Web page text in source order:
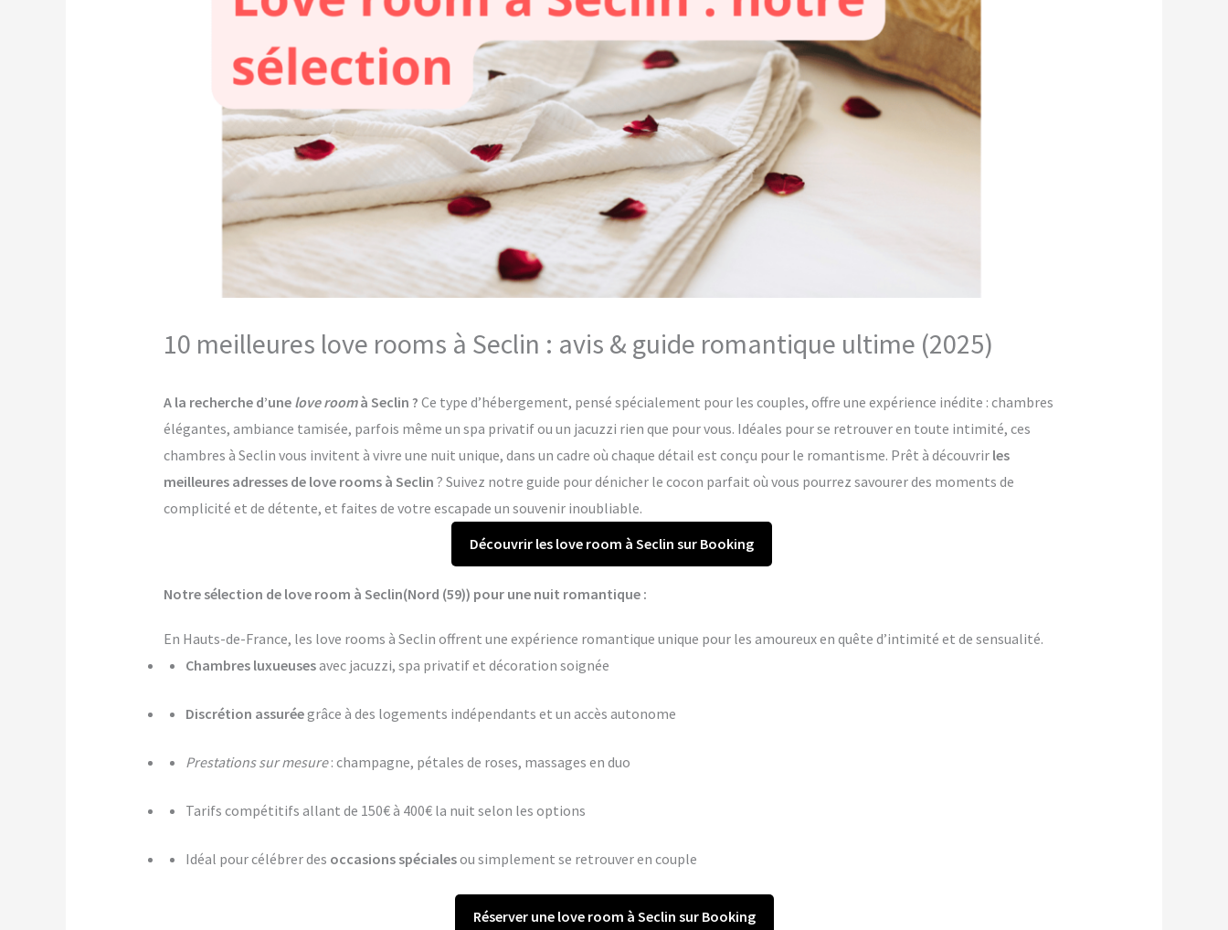
10 meilleures love rooms à Seclin : avis & guide romantique ultime (2025)
A la recherche d’une love roomà Seclin ? Ce type d’hébergement, pensé spécialement pour les couples, offre une expérience inédite : chambres
élégantes, ambiance tamisée, parfois même un spa privatif ou un jacuzzi rien que pour vous. Idéales pour se retrouver en toute intimité, ces
chambres à Seclin vous invitent à vivre une nuit unique, dans un cadre où chaque détail est conçu pour le romantisme. Prêt à découvrir les
meilleures adresses de love rooms à Seclin ? Suivez notre guide pour dénicher le cocon parfait où vous pourrez savourer des moments de
complicité et de détente, et faites de votre escapade un souvenir inoubliable.
Découvrir les love room à Seclin sur Booking
Notre sélection de love room à Seclin(Nord (59)) pour une nuit romantique :
En Hauts-de-France, les love rooms à Seclin offrent une expérience romantique unique pour les amoureux en quête d’intimité et de sensualité.
Chambres luxueusesavec jacuzzi, spa privatif et décoration soignée
Discrétion assuréegrâce à des logements indépendants et un accès autonome
Prestations sur mesure: champagne, pétales de roses, massages en duo
Tarifs compétitifs allant de 150€ à 400€ la nuit selon les options
Idéal pour célébrer des occasions spécialesou simplement se retrouver en couple
Réserver une love room à Seclin sur Booking